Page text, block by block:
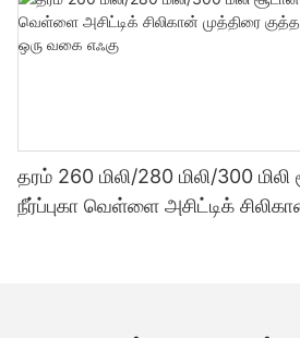
தரம் 260 மிலி/280 மிலி/300
நீர்ப்புகா வெள்ளை அசிட்டிக்